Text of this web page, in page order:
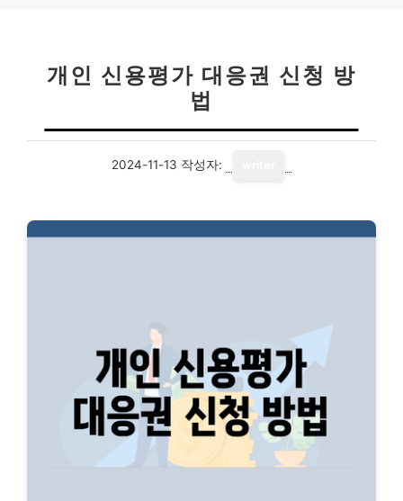
개인 신용평가 대응권 신청 방
법
2024-11-13 작성자: